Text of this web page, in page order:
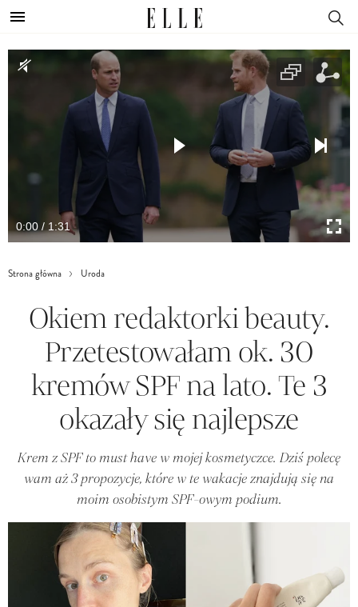
0:00 / 1:31
Strona główna Uroda
Okiem redaktorki beauty.
Przetestowałam ok. 30
kremów SPF na lato. Te 3
okazały się najlepsze
Krem z SPF to must have w mojej kosmetyczce. Dziś polecę
wam aż 3 propozycje, które w te wakacje znajdują się na
moim osobistym SPF-owym podium.